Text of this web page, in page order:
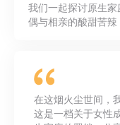
我们一起探讨原生
偶与相亲的酸甜苦辣
梦想碎片，拼凑出属
熠。 愿每一位听众，都能在这尘世间，
找到自己的方向，
在这烟火尘世间，
这是一档关于女性